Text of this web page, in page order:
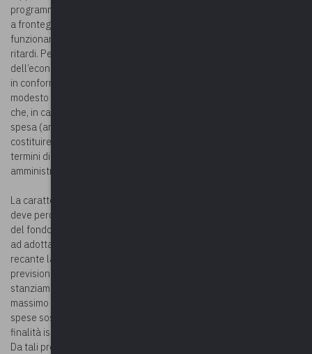
programmazione degli acquisti e sono, in linea di massima, dirette
a fronteggiare esigenze impreviste, onde assicurare il corretto
funzionamento della struttura amministrativa senza interruzioni o
ritardi. Per tali finalità sono quindi posti a disposizione
dell’economo dei fondi, necessariamente limitati, per provvedere,
in conformità alle richieste dei diversi uffici, ad acquisti di beni di
modesto valore che comportano urgenza di liquidazione, atteso
che, in casi del genere, il ricorso all’ordinario procedimento di
spesa (artt. 182 e ss. del d.lgs 18 agosto 2000, n. 267 cd. “T.U.E.L.”),
costituirebbe un impedimento o un ostacolo al buon andamento, in
termini di efficienza, efficacia e speditezza dell’azione
amministrativa.
La caratteristica della non programmabilità e dell’imprevedibilità
deve perciò contraddistinguere le spese effettuate per il tramite
del fondo economale, per la cui gestione gli enti locali sono tenuti
ad adottare un apposito regolamento (art. 153, c.7, T.U.E.L.)
recante la disciplina delle spese effettuabili tramite il fondo con la
previsione: di un limite di utilizzo dello stesso, delle modalità di
stanziamento e di eventuale reintegro del fondo, dell’importo
massimo del singolo esborso effettuabile e della tipologia delle
spese sostenibili in ragione della loro urgenza ed inerenza alle
finalità istituzionali dell’ente.
Da tali premesse discende che l’economo è personalmente